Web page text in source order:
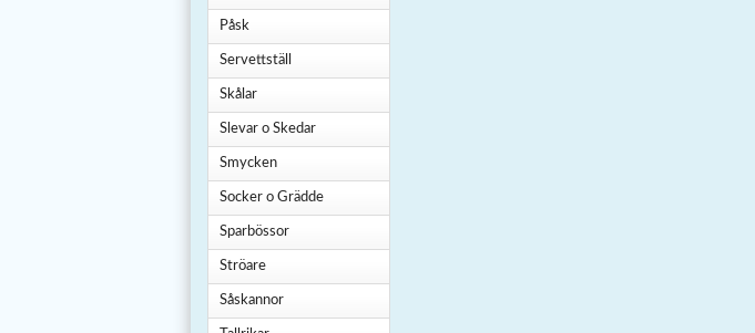
Påsk
Servettställ
Skålar
Slevar o Skedar
Smycken
Socker o Grädde
Sparbössor
Ströare
Såskannor